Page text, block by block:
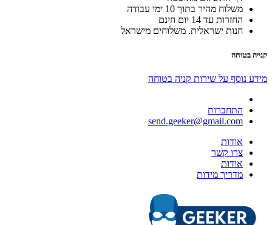
משלוח מהיר בתוך 10 ימי עבודה
החזרות עד 14 יום חינם
חנות ישראלית. משלוחים מישראל
קנייה בטוחה
מידע נוסף על שירות קניה בטוחה
התחברות
send.geeker@gmail.com
אודות
צרו קשר
אודות
מדריך מידות